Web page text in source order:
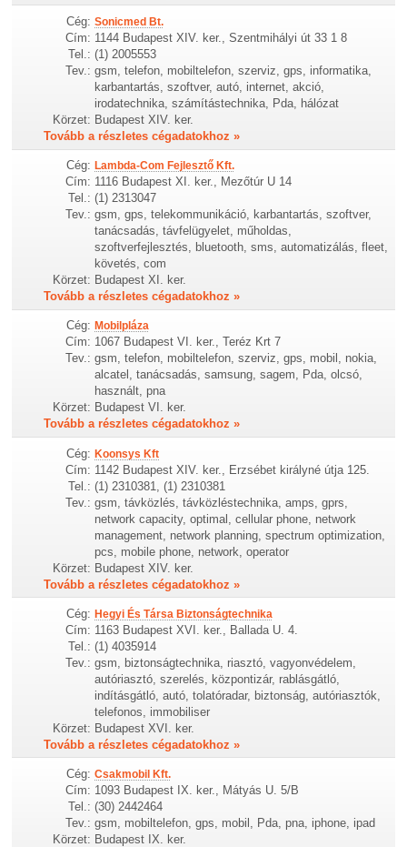
Cég: Sonicmed Bt.
Cím: 1144 Budapest XIV. ker., Szentmihályi út 33 1 8
Tel.: (1) 2005553
Tev.: gsm, telefon, mobiltelefon, szerviz, gps, informatika,
karbantartás, szoftver, autó, internet, akció,
irodatechnika, számítástechnika, Pda, hálózat
Körzet: Budapest XIV. ker.
Tovább a részletes cégadatokhoz »
Cég: Lambda-Com Fejlesztő Kft.
Cím: 1116 Budapest XI. ker., Mezőtúr U 14
Tel.: (1) 2313047
Tev.: gsm, gps, telekommunikáció, karbantartás, szoftver,
tanácsadás, távfelügyelet, műholdas,
szoftverfejlesztés, bluetooth, sms, automatizálás, fleet,
követés, com
Körzet: Budapest XI. ker.
Tovább a részletes cégadatokhoz »
Cég: Mobilpláza
Cím: 1067 Budapest VI. ker., Teréz Krt 7
Tev.: gsm, telefon, mobiltelefon, szerviz, gps, mobil, nokia,
alcatel, tanácsadás, samsung, sagem, Pda, olcsó,
használt, pna
Körzet: Budapest VI. ker.
Tovább a részletes cégadatokhoz »
Cég: Koonsys Kft
Cím: 1142 Budapest XIV. ker., Erzsébet királyné útja 125.
Tel.: (1) 2310381, (1) 2310381
Tev.: gsm, távközlés, távközléstechnika, amps, gprs,
network capacity, optimal, cellular phone, network
management, network planning, spectrum optimization,
pcs, mobile phone, network, operator
Körzet: Budapest XIV. ker.
Tovább a részletes cégadatokhoz »
Cég: Hegyi És Társa Biztonságtechnika
Cím: 1163 Budapest XVI. ker., Ballada U. 4.
Tel.: (1) 4035914
Tev.: gsm, biztonságtechnika, riasztó, vagyonvédelem,
autóriasztó, szerelés, központizár, rablásgátló,
indításgátló, autó, tolatóradar, biztonság, autóriasztók,
telefonos, immobiliser
Körzet: Budapest XVI. ker.
Tovább a részletes cégadatokhoz »
Cég: Csakmobil Kft.
Cím: 1093 Budapest IX. ker., Mátyás U. 5/B
Tel.: (30) 2442464
Tev.: gsm, mobiltelefon, gps, mobil, Pda, pna, iphone, ipad
Körzet: Budapest IX. ker.